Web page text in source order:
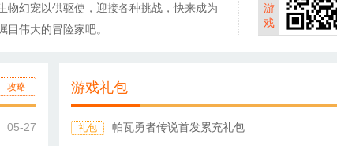
物幻宠以供驱使，迎接各种挑战，快来成为
目伟大的冒险家吧。
游
戏
攻略
05-27
游戏礼包
礼包 帕瓦勇者传说首发累充礼包